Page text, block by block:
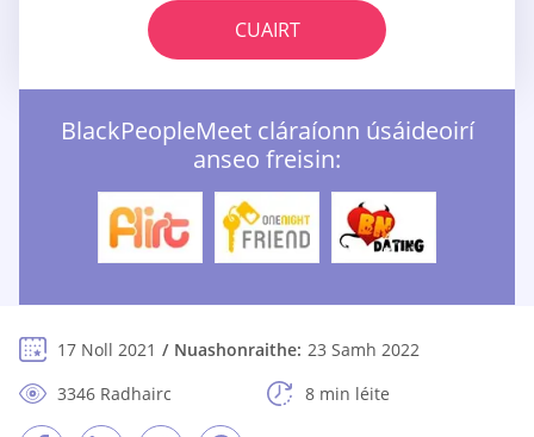
CUAIRT
BlackPeopleMeet cláraíonn úsáideoirí
anseo freisin:
17 Noll 2021 Nuashonraithe: 23 Samh 2022
3346 Radhairc
8 min léite